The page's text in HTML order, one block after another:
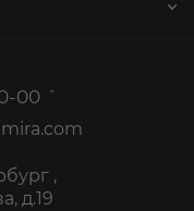
00
,
д.19